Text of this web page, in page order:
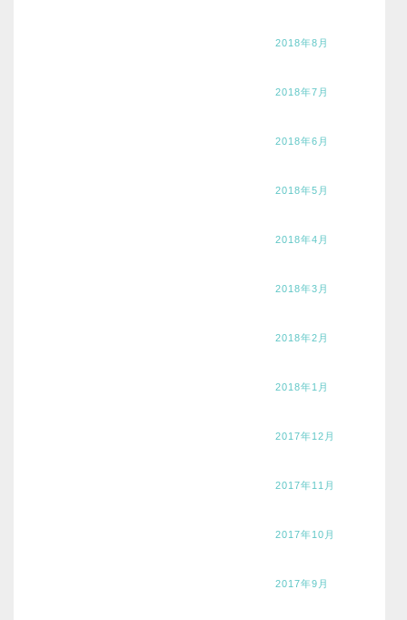
2018年8月
2018年7月
2018年6月
2018年5月
2018年4月
2018年3月
2018年2月
2018年1月
2017年12月
2017年11月
2017年10月
2017年9月